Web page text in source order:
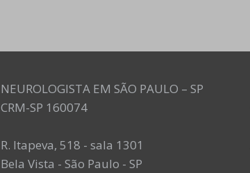
NEUROLOGISTA EM SÃO PAULO – SP
CRM-SP 160074
R. Itapeva, 518 - sala 1301
Bela Vista - São Paulo - SP